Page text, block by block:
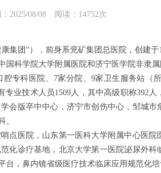
2025/08/08 阅读：14752次
集团”），前身系兖矿集团总医院，创建
科学院大学附属医院和济宁医学院非隶属
专科医院、 7家分院、9家卫生服务站 （ 所
专业技术人员1509人，其中高级职称392
会版卒中中心，济宁市创伤中心，邹城
。
点医院，山东第一医科大学附属中心医
化诊疗基地，北京大学第一医院泌尿外
，鼻内镜省级医疗技术临床应用规范化培